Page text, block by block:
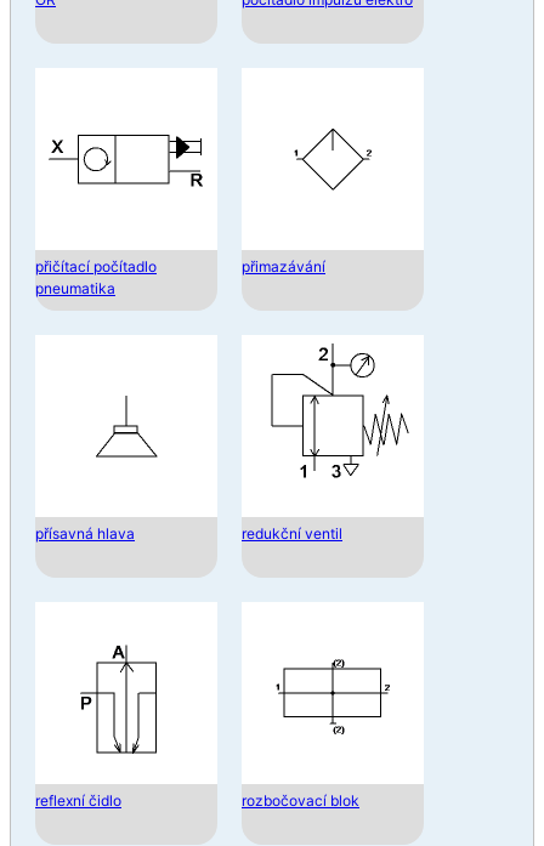
přičítací počítadlo
pneumatika
přimazávání
přísavná hlava redukční ventil
reflexní čidlo rozbočovací blok